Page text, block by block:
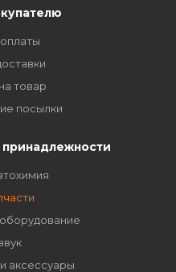
товар
посылки
аксессуары